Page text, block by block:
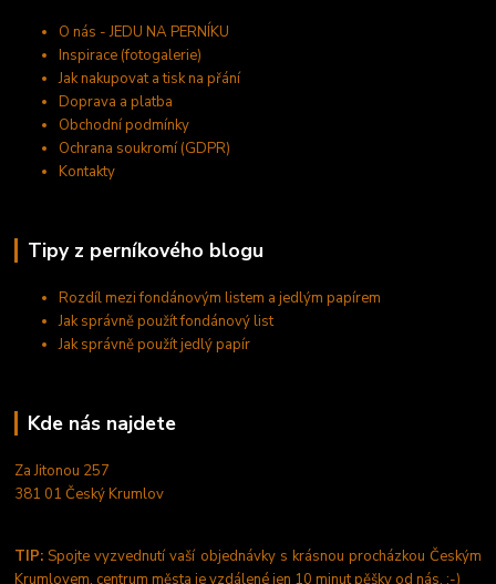
O nás - JEDU NA PERNÍKU
Inspirace (fotogalerie)
Jak nakupovat a tisk na přání
Doprava a platba
Obchodní podmínky
Ochrana soukromí (GDPR)
Kontakty
Tipy z perníkového blogu
Rozdíl mezi fondánovým listem a jedlým papírem
Jak správně použít fondánový list
Jak správně použít jedlý papír
Kde nás najdete
Za Jitonou 257
381 01 Český Krumlov
TIP: Spojte vyzvednutí vaší objednávky s krásnou procházkou Českým
Krumlovem, centrum města je vzdálené jen 10 minut pěšky od nás. :-)